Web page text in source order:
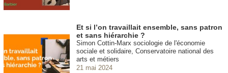
Et si l’on travaillait ensemble, sans patron
et sans hiérarchie ?
Simon Cottin-Marx sociologie de l'économie
sociale et solidaire, Conservatoire national des
arts et métiers
21 mai 2024